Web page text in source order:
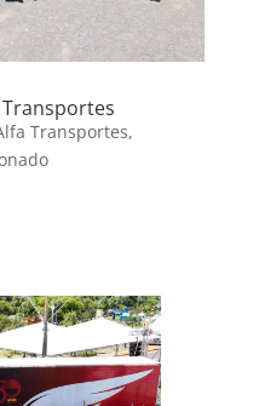
Transportes
Transportes,